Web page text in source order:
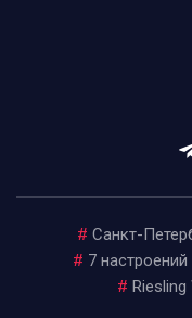
# Санкт-
# 7 настроений
#